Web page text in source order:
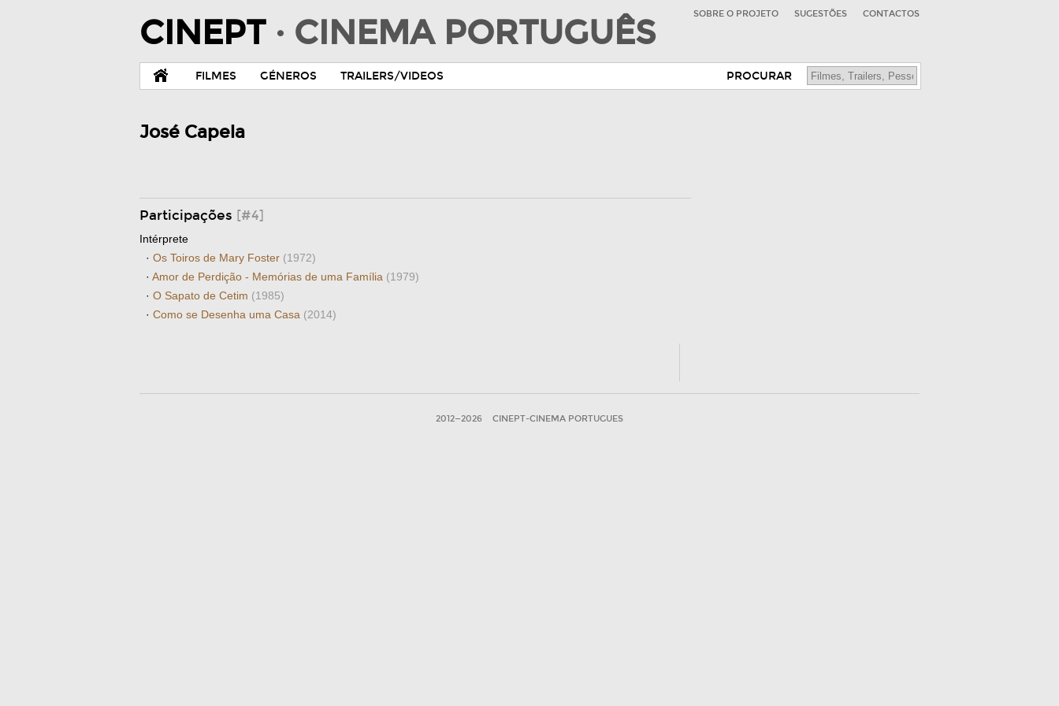
CINEPT · CINEMA PORTUGUÊS SOBRE O PROJETO SUGESTÕES CONTACTOS
FILMES GÉNEROS TRAILERS/VIDEOS PROCURAR
José Capela
Participações [#4]
Intérprete
· Os Toiros de Mary Foster (1972)
· Amor de Perdição - Memórias de uma Família (1979)
· O Sapato de Cetim (1985)
· Como se Desenha uma Casa (2014)
2012—2026 CINEPT-CINEMA PORTUGUES